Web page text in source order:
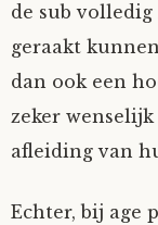
de sub
geraakt
dan ook een
zeker
afleiding van
Echter, bij age